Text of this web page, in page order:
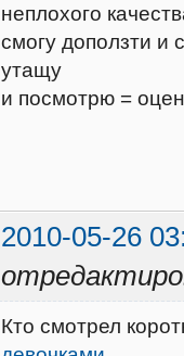
неплохого
смогу доползти и
утащу
и посмотрю =
2010-05-26
Кто смотрел